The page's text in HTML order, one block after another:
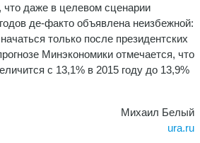
что даже в целевом сценарии
де-факто объявлена неизбежной:
только после президентских
Минэкономики отмечается, что
с 13,1% в 2015 году до 13,9%
Михаил Белый
ura.ru